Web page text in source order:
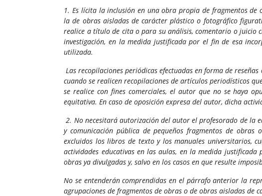
1. Es lícita la inclusión en una obra propia de fragmentos
la de obras aisladas de carácter plástico o fotográfico
realice a título de cita o para su análisis, comentario o juicio
investigación, en la medida justificada por el fin de esa
utilizada.
Las recopilaciones periódicas efectuadas en forma de
cuando se realicen recopilaciones de artículos periodísticos
se realice con fines comerciales, el autor que no se haya
equitativa. En caso de oposición expresa del autor, dicha
2. No necesitará autorización del autor el profesorado de la
y comunicación pública de pequeños fragmentos de
excluidos los libros de texto y los manuales universitarios,
actividades educativas en las aulas, en la medida
obras ya divulgadas y, salvo en los casos en que resulte
No se entenderán comprendidas en el párrafo anterior la
agrupaciones de fragmentos de obras o de obras aisladas de